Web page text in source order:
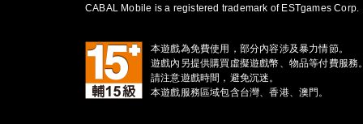
CABAL Mobile is a registered trademark of ESTgames Corp.
本遊戲為免費使用，部分內容涉及暴力情節。
遊戲內另提供購買虛擬遊戲幣、物品等付費服務
請注意遊戲時間，避免沉迷。
本遊戲服務區域包含台灣、香港、澳門。